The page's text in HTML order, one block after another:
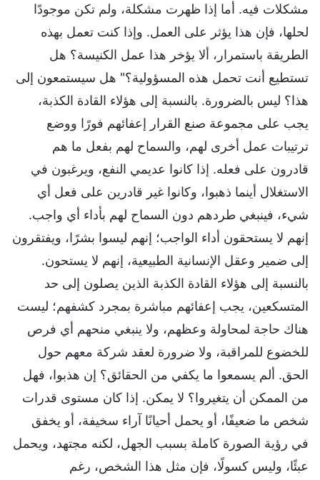
مشكلات فيه. أما إذا ظهرت مشكلة، ولم تكن موجودًا
لحلها، فإن هذا يؤثر على العمل. وإذا كنت تعمل بهذه
الطريقة باستمرار، ألا يؤخر هذا عمل الكنيسة؟ هل
تستطيع أنت تحمل هذه المسؤولية؟" هل سيستمعون إلى
هذا؟ ليس بالضرورة. بالنسبة إلى هؤلاء القادة الكذبة،
يجب على مجموعة صنع القرار إعفائهم فورًا ووضع
ترتيبات عمل أخرى لهم، والسماح لهم بفعل ما هم
قادرون على فعله. إذا كانوا عديمي النفع، ويرغبون في
الاستغلال أينما ذهبوا، وكانوا غير قادرين على فعل أي
شيء، فينبغي طردهم دون السماح لهم بأداء أي واجب.
إنهم لا يستحقون أداء الواجب؛ إنهم ليسوا بشرًا، ويفتقرون
إلى ضمير وعقل الإنسانية الطبيعية، إنهم لا يستحون.
بالنسبة إلى هؤلاء القادة الكذبة الذين يصلون إلى حد
المتسكعين، يجب إعفائهم مباشرة بمجرد كشفهم؛ ليست
هناك حاجة لمحاولة وعظهم، ولا ينبغي منحهم أي فرص
للخضوع للمراقبة، ولا ضرورة لعقد شركة معهم حول
الحق. ألم يسمعوا ما يكفي من الحقائق؟ إن هذبوا، فهل
من الممكن أن يتغيروا؟ لا يمكن. إذا كان مستوى قدرات
شخص ما ضعيفًا، أو يحمل أحيانًا آراء سخيفة، أو يخفق
في رؤية الصورة كاملة بسبب الجهل، لكنه مجتهد، ويحمل
عبئًا، وليس كسولًا، فإن مثل هذا الشخص، رغم